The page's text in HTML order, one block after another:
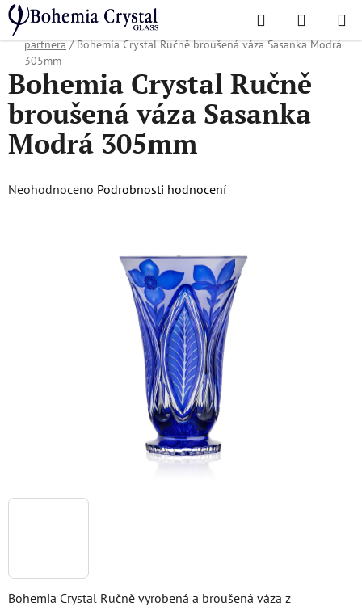
Přejít
na
obsah
Hledat
KOŠÍK
Domů
/ Oblíbené kolekce / Vánoční nabídka
Dárky pro obchodního
partnera / Bohemia Crystal Ručně broušená váza Sasanka Modrá
305mm
Bohemia Crystal Ručně vyrobená a broušená váza z
Bohemia Crystal Ručně
broušená váza Sasanka
Modrá 305mm
Průměrné
Neohodnoceno Podrobnosti hodnocení